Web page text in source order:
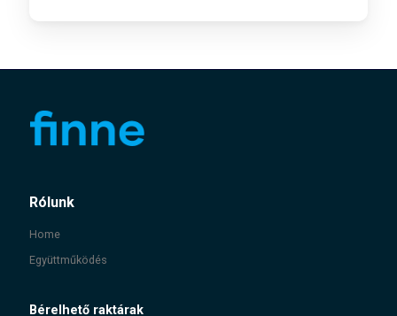
Rólunk
Home
Együttműködés
Bérelhető raktárak